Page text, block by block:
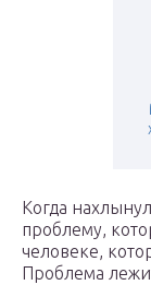
Когда
проблему,
человеке,
Проблема